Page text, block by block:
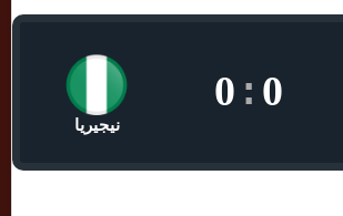
0
:
0
نيجيريا